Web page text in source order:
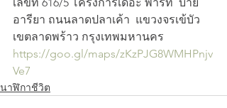
อารียา ถนนลาดปลาเค้า  แขวงจรเข้บัว
เขตลาดพร้าว กรุงเทพมหานคร
https://goo.gl/maps/zKzPJG8WMHPnjv
Ve7
นาฬิกาชีวิต